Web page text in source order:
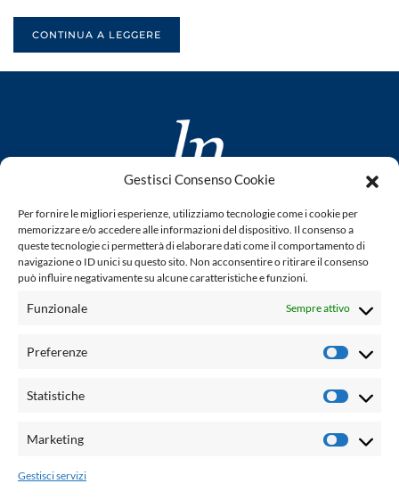
Gestisci Consenso Cookie
Per fornire le migliori esperienze, utilizziamo tecnologie come i cookie per
memorizzare e/o accedere alle informazioni del dispositivo. Il consenso a
queste tecnologie ci permetterà di elaborare dati come il comportamento di
navigazione o ID unici su questo sito. Non acconsentire o ritirare il consenso
può influire negativamente su alcune caratteristiche e funzioni.
Funzionale Sempre attivo
Preferenze
Statistiche
Marketing
Gestisci servizi
CONTINUA A LEGGERE
www.laletteraturaenoi.it
fondato da Romano Luperini
Questo blog non rappresenta una testata giornalistica in
quanto viene aggiornato senza alcuna periodicità. Non può
legge n° 62 del 7.03.2001. L'autore non è responsabile per
email: